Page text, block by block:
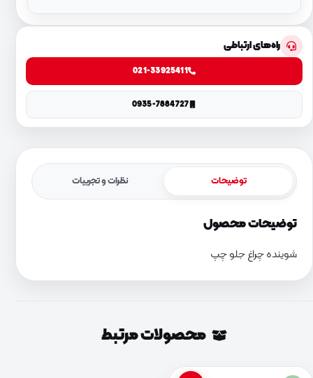
راه‌های ارتباطی
021-33925411
0935-7884727
توضیحات نظرات و تجربیات
توضیحات محصول
شوینده چراغ جلو چپ
محصولات مرتبط